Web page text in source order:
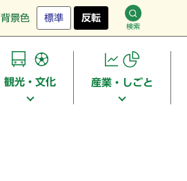
背景色 標準 反転
検索
観光・文化 産業・しごと